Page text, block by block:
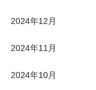
2024年12月
2024年11月
2024年10月